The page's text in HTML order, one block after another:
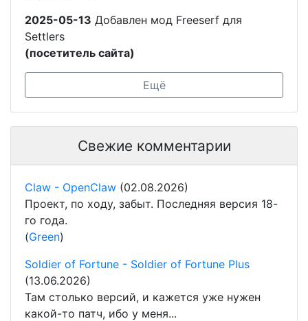
2025-05-13 Добавлен мод Freeserf для
Settlers
(посетитель сайта)
Ещё
Свежие комментарии
Claw - OpenClaw (02.08.2026)
Проект, по ходу, забыт. Последняя версия 18-
го года.
(Green)
Soldier of Fortune - Soldier of Fortune Plus
(13.06.2026)
Там столько версий, и кажется уже нужен
какой-то патч, ибо у меня...